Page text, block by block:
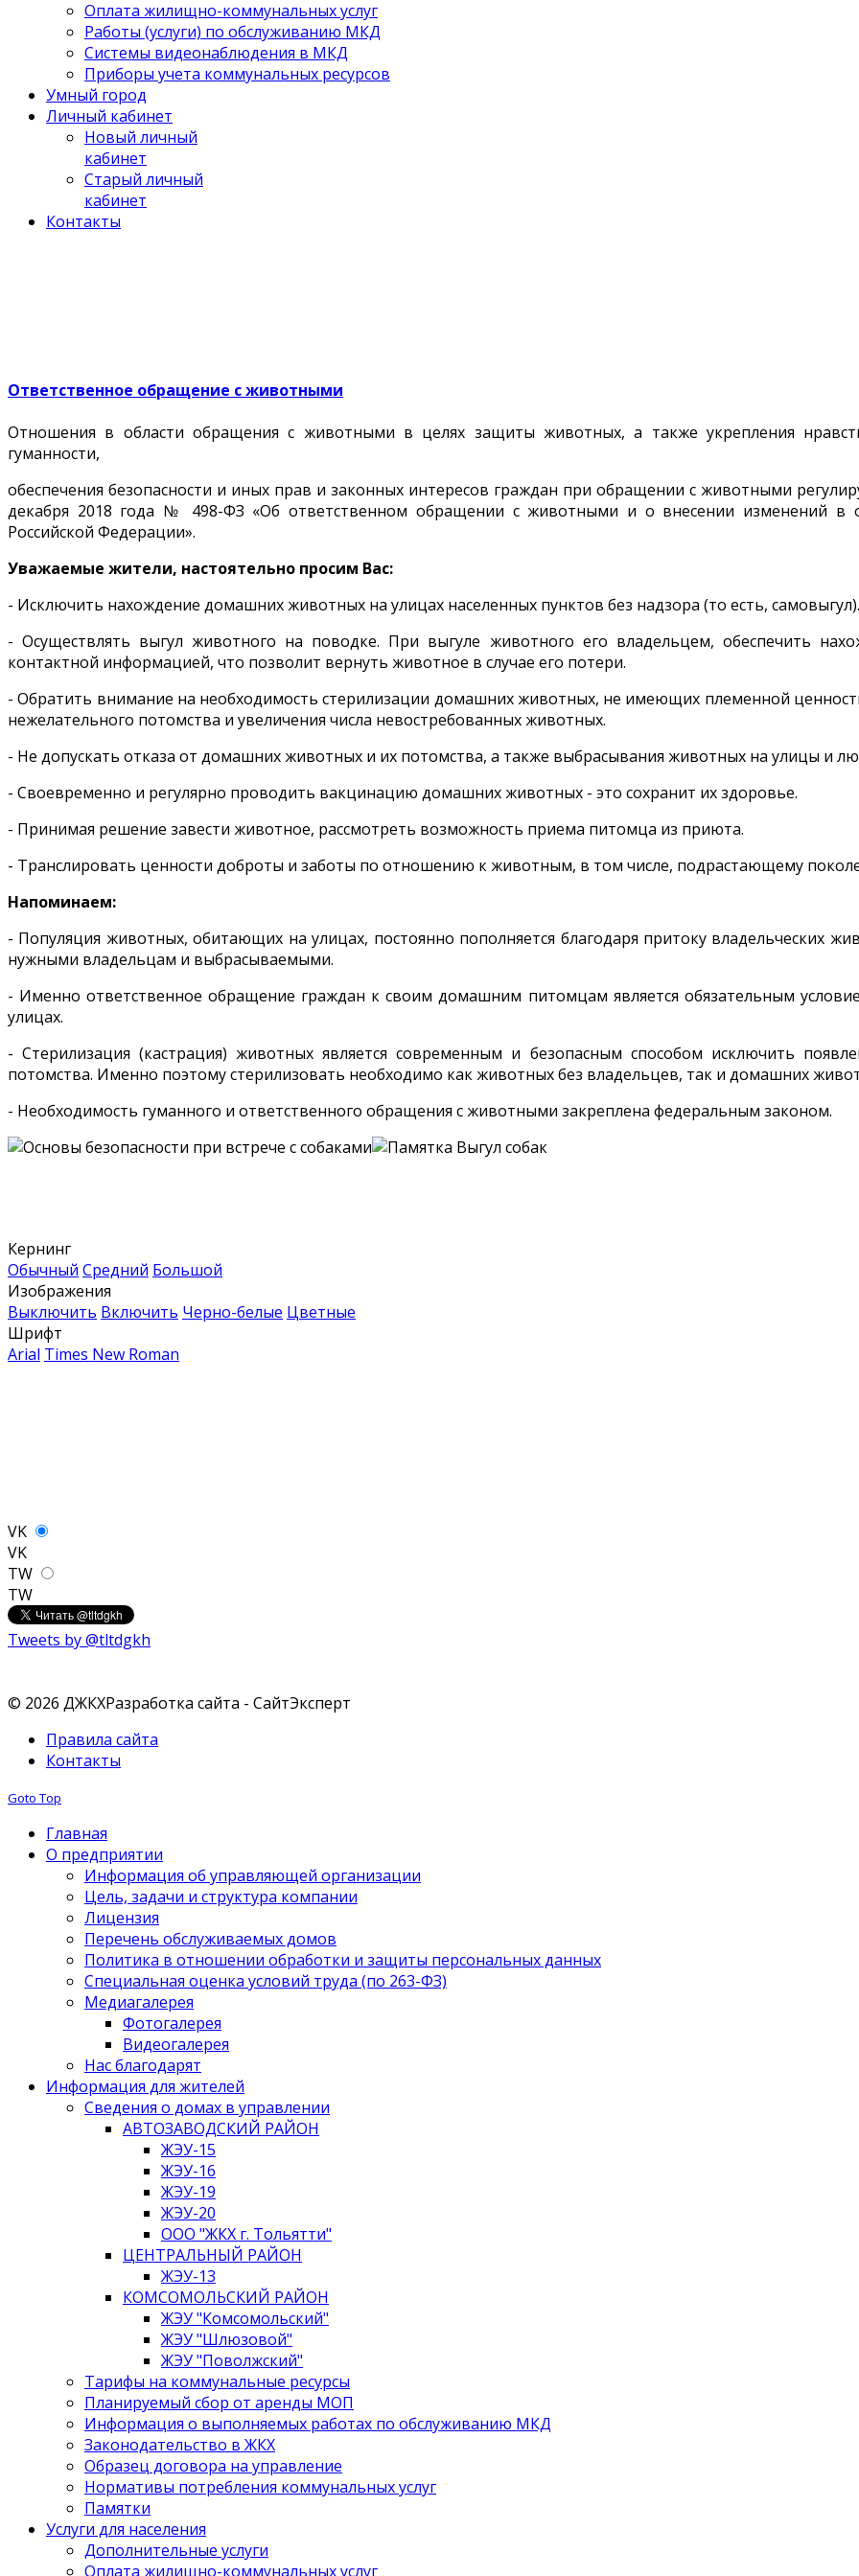
Оплата жилищно-коммунальных услуг
Работы (услуги) по обслуживанию МКД
Системы видеонаблюдения в МКД
Приборы учета коммунальных ресурсов
Умный город
Личный кабинет
Новый личный
кабинет
Старый личный
кабинет
Контакты
Ответственное обращение с животными
Отношения в области обращения с животными в целях защиты животных, а также укрепления
гуманности,
обеспечения безопасности и иных прав и законных интересов граждан при обращении с животными
декабря 2018 года № 498-ФЗ «Об ответственном обращении с животными и о внесении изменений в
Российской Федерации».
Уважаемые жители, настоятельно просим Вас:
- Исключить нахождение домашних животных на улицах населенных пунктов без надзора (то есть, самовыгул).
- Осуществлять выгул животного на поводке. При выгуле животного его владельцем, обеспечить
контактной информацией, что позволит вернуть животное в случае его потери.
- Обратить внимание на необходимость стерилизации домашних животных, не имеющих племенной
нежелательного потомства и увеличения числа невостребованных животных.
- Не допускать отказа от домашних животных и их потомства, а также выбрасывания животных на улицы и
- Своевременно и регулярно проводить вакцинацию домашних животных - это сохранит их здоровье.
- Принимая решение завести животное, рассмотреть возможность приема питомца из приюта.
- Транслировать ценности доброты и заботы по отношению к животным, в том числе, подрастающему
Напоминаем:
- Популяция животных, обитающих на улицах, постоянно пополняется благодаря притоку владельческих
нужными владельцам и выбрасываемыми.
- Именно ответственное обращение граждан к своим домашним питомцам является обязательным
улицах.
- Стерилизация (кастрация) животных является современным и безопасным способом исключить
потомства. Именно поэтому стерилизовать необходимо как животных без владельцев, так и домашних
- Необходимость гуманного и ответственного обращения с животными закреплена федеральным законом.
Кернинг
Обычный Средний Большой
Изображения
Выключить Включить Черно-белые Цветные
Шрифт
Arial Times New Roman
VK
VK
TW
TW
Tweets by @tltdgkh
© 2026 ДЖКХРазработка сайта - СайтЭксперт
Правила сайта
Контакты
Goto Top
Главная
О предприятии
Информация об управляющей организации
Цель, задачи и структура компании
Лицензия
Перечень обслуживаемых домов
Политика в отношении обработки и защиты персональных данных
Специальная оценка условий труда (по 263-ФЗ)
Медиагалерея
Фотогалерея
Видеогалерея
Нас благодарят
Информация для жителей
Сведения о домах в управлении
АВТОЗАВОДСКИЙ РАЙОН
ЖЭУ-15
ЖЭУ-16
ЖЭУ-19
ЖЭУ-20
ООО "ЖКХ г. Тольятти"
ЦЕНТРАЛЬНЫЙ РАЙОН
ЖЭУ-13
КОМСОМОЛЬСКИЙ РАЙОН
ЖЭУ "Комсомольский"
ЖЭУ "Шлюзовой"
ЖЭУ "Поволжский"
Тарифы на коммунальные ресурсы
Планируемый сбор от аренды МОП
Информация о выполняемых работах по обслуживанию МКД
Законодательство в ЖКХ
Образец договора на управление
Нормативы потребления коммунальных услуг
Памятки
Услуги для населения
Дополнительные услуги
Оплата жилищно-коммунальных услуг